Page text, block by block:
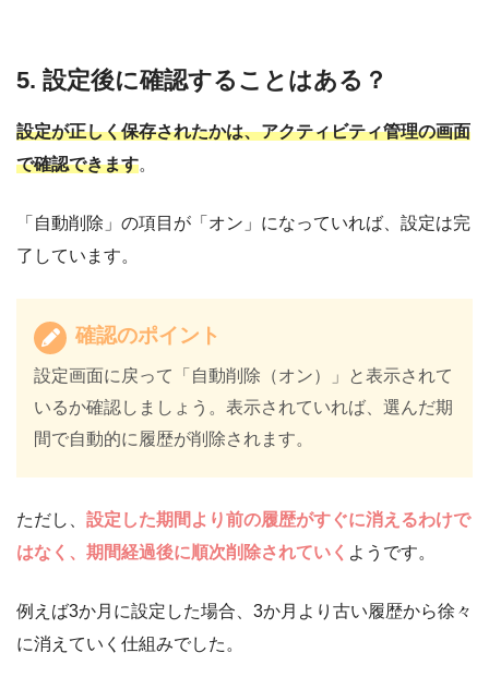
5. 設定後に確認することはある？
設定が正しく保存されたかは、アクティビティ管理の画面
で確認できます。
「自動削除」の項目が「オン」になっていれば、設定は完
了しています。
確認のポイント
設定画面に戻って「自動削除（オン）」と表示されて
いるか確認しましょう。表示されていれば、選んだ期
間で自動的に履歴が削除されます。
ただし、 設定した期間より前の履歴がすぐに消えるわけで
はなく、期間経過後に順次削除されていく ようです。
例えば3か月に設定した場合、3か月より古い履歴から徐々
に消えていく仕組みでした。